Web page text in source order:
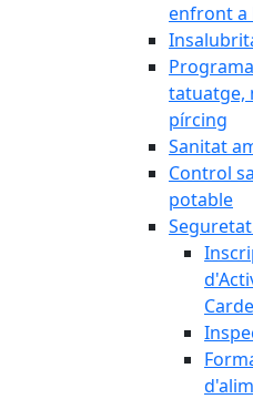
enfront a
tatuatge,
pírcing
Sanitat
Control
potable